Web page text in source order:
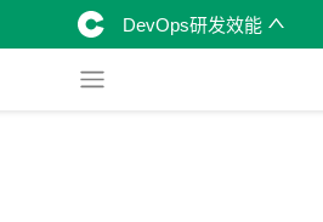
DevOps研发效能